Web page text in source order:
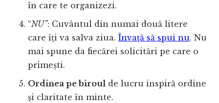
în care te organizezi.
“NU”: Cuvântul din numai două litere
care îți va salva ziua.Învață să spui nu. Nu
mai spune da fiecărei solicitări pe care o
primești.
Ordinea pe biroul de lucru inspiră ordine
și claritate în minte.